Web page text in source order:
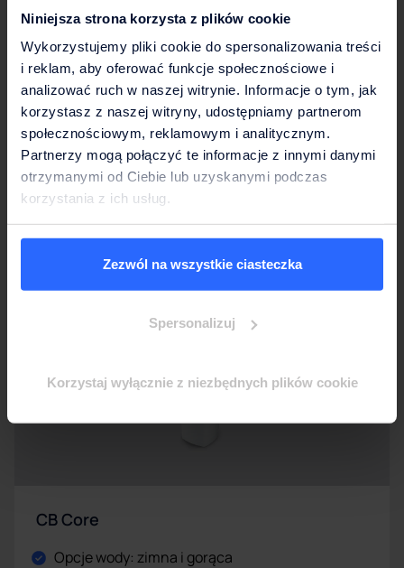
Niniejsza strona korzysta z plików cookie
Wykorzystujemy pliki cookie do spersonalizowania treści
i reklam, aby oferować funkcje społecznościowe i
analizować ruch w naszej witrynie. Informacje o tym, jak
korzystasz z naszej witryny, udostępniamy partnerom
społecznościowym, reklamowym i analitycznym.
Partnerzy mogą połączyć te informacje z innymi danymi
otrzymanymi od Ciebie lub uzyskanymi podczas
korzystania z ich usług.
Zezwól na wszystkie ciasteczka
Spersonalizuj
Korzystaj wyłącznie z niezbędnych plików cookie
Pompka manualna
Woda w temperaturze pokojowej
Wystarczy wcisnąć 3-4 razy, by rozpocząć
dozowanie
Łatwy montaż na butli
CB Core
Opcje wody: zimna i gorąca